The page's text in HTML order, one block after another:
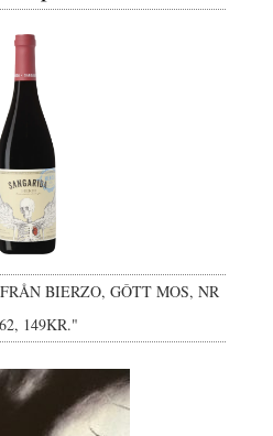
BIERZO, GÔTT MOS, NR
149KR."